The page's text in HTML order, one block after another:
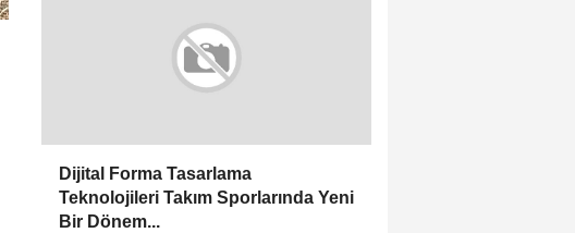
Dijital Forma Tasarlama
Teknolojileri Takım Sporlarında Yeni
Bir Dönem...